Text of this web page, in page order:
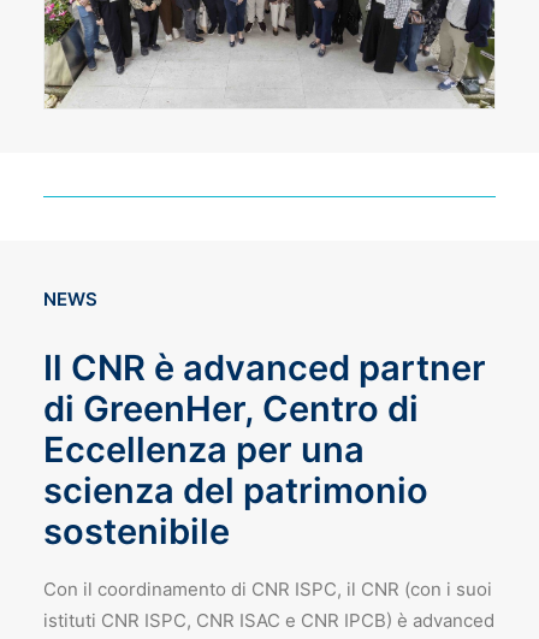
NEWS
Il CNR è advanced partner
di GreenHer, Centro di
Eccellenza per una
scienza del patrimonio
sostenibile
Con il coordinamento di CNR ISPC, il CNR (con i suoi
istituti CNR ISPC, CNR ISAC e CNR IPCB) è advanced